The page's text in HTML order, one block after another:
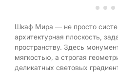
Шкаф Мира — не просто
архитектурная плоскость,
пространству. Здесь
мягкостью, а строгая
деликатных световых